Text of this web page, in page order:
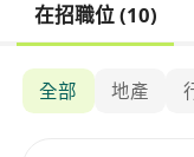
在招職位 (10)
全部 地產